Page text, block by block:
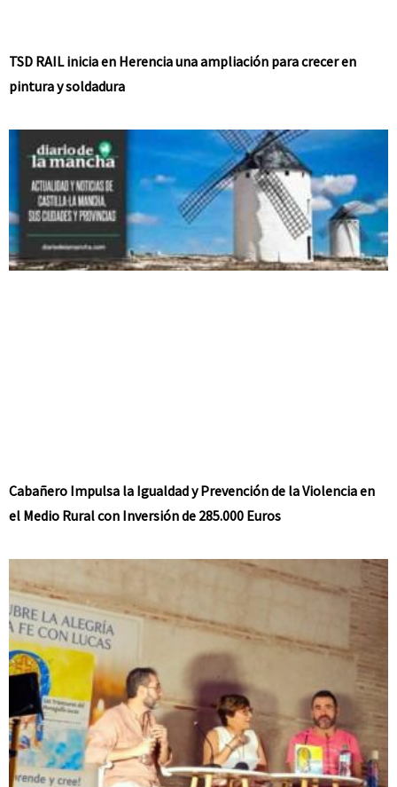
TSD RAIL inicia en Herencia una ampliación para crecer en
pintura y soldadura
Cabañero Impulsa la Igualdad y Prevención de la Violencia en
el Medio Rural con Inversión de 285.000 Euros